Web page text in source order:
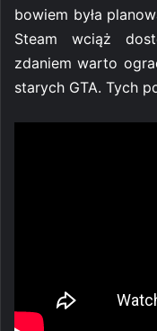
bowiem była
Steam wciąż
zdaniem warto
starych GTA. Tych